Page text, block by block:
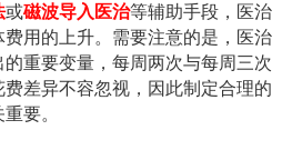
或磁波导入医治等辅助手段，医治
用的上升。需要注意的是，医治
重要变量，每周两次与每周三次
差异不容忽视，因此制定合理的
要。